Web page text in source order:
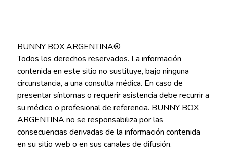
BUNNY BOX ARGENTINA®
Todos los derechos reservados. La información
contenida en este sitio no sustituye, bajo ninguna
circunstancia, a una consulta médica. En caso de
presentar síntomas o requerir asistencia debe recurrir a
su médico o profesional de referencia. BUNNY BOX
ARGENTINA no se responsabiliza por las
consecuencias derivadas de la información contenida
en su sitio web o en sus canales de difusión.